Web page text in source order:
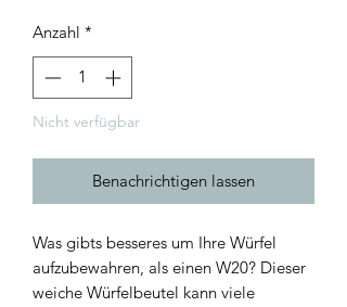
Anzahl *
Nicht verfügbar
Benachrichtigen lassen
Was gibts besseres um Ihre Würfel
aufzubewahren, als einen W20? Dieser
weiche Würfelbeutel kann viele